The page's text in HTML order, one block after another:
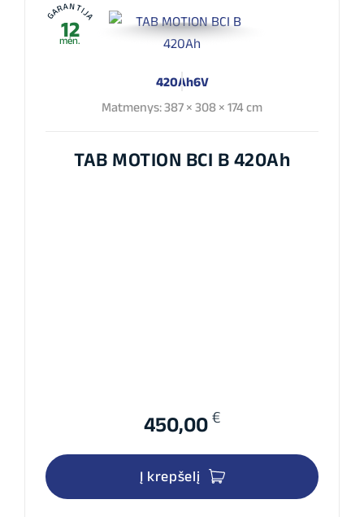
GARANTIJA
12
mėn.
420Ah6V
Matmenys: 387 × 308 × 174 cm
TAB MOTION BCI B 420Ah
450,00 €
Į krepšelį